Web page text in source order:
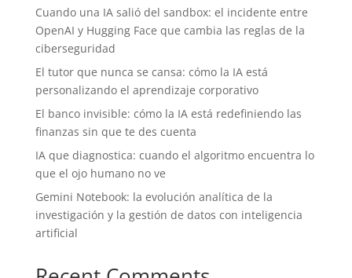
Cuando una IA salió del sandbox: el incidente entre
OpenAI y Hugging Face que cambia las reglas de la
ciberseguridad
El tutor que nunca se cansa: cómo la IA está
personalizando el aprendizaje corporativo
El banco invisible: cómo la IA está redefiniendo las
finanzas sin que te des cuenta
IA que diagnostica: cuando el algoritmo encuentra lo
que el ojo humano no ve
Gemini Notebook: la evolución analítica de la
investigación y la gestión de datos con inteligencia
artificial